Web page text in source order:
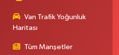
Van Trafik Yoğunluk
Haritası
Tüm Manşetler